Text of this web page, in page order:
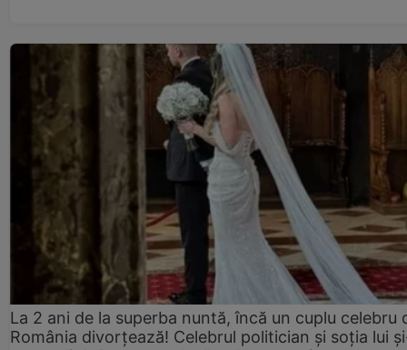
La 2 ani de la superba nuntă, încă un cuplu celebru
România divorțează! Celebrul politician și soția lui